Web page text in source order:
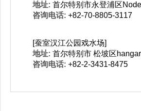
地址: 首尔特别市永登浦区
咨询电话: +82-70-8805-3117
[蚕室汉江公园戏水场]
地址: 首尔特别市 松坡区
咨询电话: +82-2-3431-8475